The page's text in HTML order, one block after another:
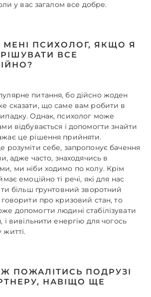
у вас загалом все добре.
МЕНІ ПСИХОЛОГ, ЯКЩО Я
ВСЕ
питання, бо дійсно жоден
сказати, що саме вам робити в
Однак, психолог може
відбувається і допомогти знайти
це рішення прийняти.
розуміти себе, запропонує бачення
адже часто, знаходячись в
ми ніби ходимо по колу. Крім
емоційно ті речі, які для нас
більш ґрунтовний зворотний
про кризовий стан, то
допомогти людині стабілізувати
і вивільнити енергію для чогось
ПОЖАЛІТИСЬ ПОДРУЗІ
НАВІЩО ЩЕ